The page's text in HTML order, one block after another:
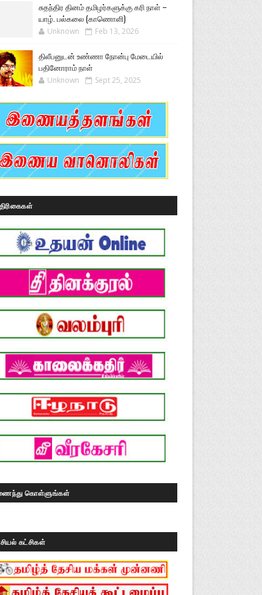
சுதந்திர தினம் தமிழர்களுக்கு கரி நாள் –
யாழ். பல்கலை (காணொளி)
Unknown Feb 13, 2026
திலீபனுடன் உண்ணா நோன்பு மேடையில்
பதினோராம் நாள்
Unknown Sept 25, 2025
கொள்ளுங்கள்
கட்சிகள்